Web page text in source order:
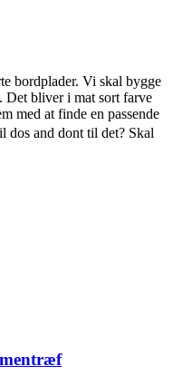
bordplader. Vi skal bygge
Det bliver i mat sort farve
med at finde en passende
and dont til det? Skal